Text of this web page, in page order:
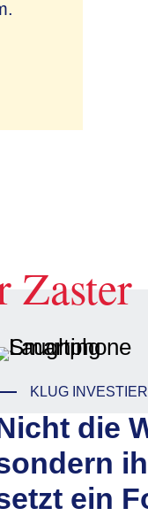
Zaster
KLUG
die
ein